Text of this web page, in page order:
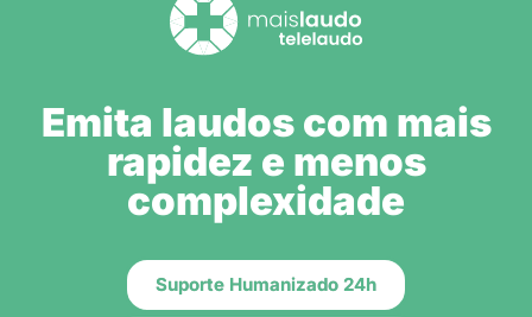
Emita laudos com mais
rapidez e menos
complexidade
Suporte Humanizado 24h